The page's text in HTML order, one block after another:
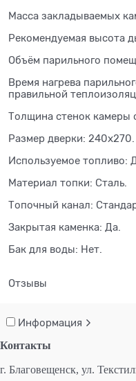
Масса закладываемых
Рекомендуемая высота
Объём парильного
Время нагрева
правильной
Толщина стенок камеры
Размер дверки: 240х270.
Используемое топливо:
Материал топки: Сталь.
Топочный канал:
Закрытая каменка: Да.
Бак для воды: Нет.
Отзывы
Информация
Контакты
г. Благовещенск, ул.